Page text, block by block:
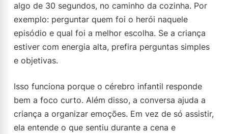
algo de 30 segundos, no caminho da cozinha. Por
exemplo: perguntar quem foi o herói naquele
episódio e qual foi a melhor escolha. Se a criança
estiver com energia alta, prefira perguntas simples
e objetivas.
Isso funciona porque o cérebro infantil responde
bem a foco curto. Além disso, a conversa ajuda a
criança a organizar emoções. Em vez de só assistir,
ela entende o que sentiu durante a cena e